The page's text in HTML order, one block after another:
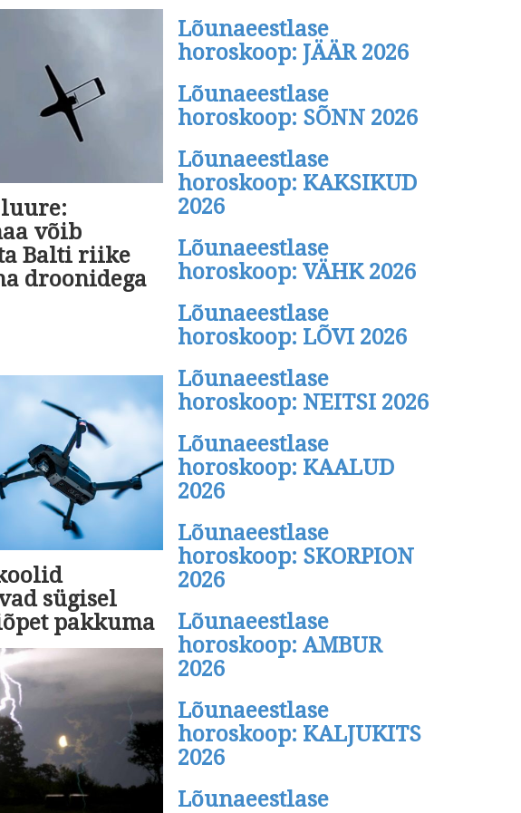
võib
Balti riike
droonidega
sügisel
pakkuma
Lõunaeestlase
horoskoop: JÄÄR 2026
Lõunaeestlase
horoskoop: SÕNN 2026
Lõunaeestlase
horoskoop: KAKSIKUD
2026
Lõunaeestlase
horoskoop: VÄHK 2026
Lõunaeestlase
horoskoop: LÕVI 2026
Lõunaeestlase
horoskoop: NEITSI 2026
Lõunaeestlase
horoskoop: KAALUD
2026
Lõunaeestlase
horoskoop: SKORPION
2026
Lõunaeestlase
horoskoop: AMBUR
2026
Lõunaeestlase
horoskoop: KALJUKITS
2026
Lõunaeestlase